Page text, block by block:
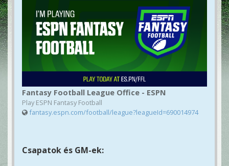
Fantasy Football League Office - ESPN
Play ESPN Fantasy Football
fantasy.espn.com/football/league?leagueId=690014974
Csapatok és GM-ek: